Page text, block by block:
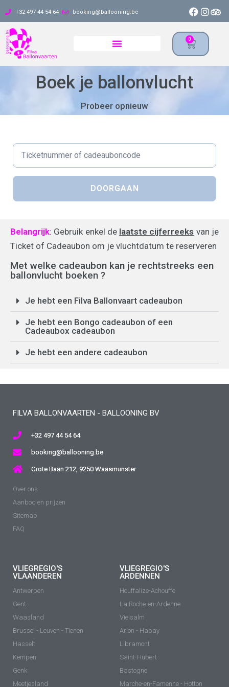
+32 497 44 54 64 booking@ballooning.be
0
Boek je ballonvlucht
Probeer opnieuw
Belangrijk: Gebruik enkel de laatste cijferreeks van je
Ticket of Cadeaubon om je vluchtdatum te reserveren
Met welke cadeaubon kan je rechtstreeks een
ballonvlucht boeken ?
Je hebt een Filva Ballonvaart cadeaubon
Je hebt een Bongo cadeaubon of een
Cadeaubox cadeaubon
Je hebt een andere cadeaubon
FILVA BALLONVAARTEN - BALLOONING BV
+32 497 44 54 64
booking@ballooning.be
Grote Baan 212, 9250 Waasmunster
Over ons
Aanbod en prijzen
Sitemap
FAQ
VLIEGREGIO'S
VLAANDEREN
Antwerpen
Gent
Waasland
Brussel - Leuven - Tienen
Hasselt
Kempen
Genk
Meetjesland
VLIEGREGIO'S
ARDENNEN
Houffalize-Achouffe
La Roche-en-Ardenne
Vielsalm
Arlon - Habay
Libramont
Saint-Hubert
Bastogne
Marche-en-Famenne - Hotton